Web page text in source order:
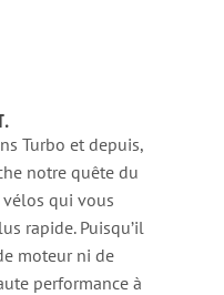
Turbo et depuis,
notre quête du
qui vous
rapide. Puisqu’il
moteur ni de
performance à